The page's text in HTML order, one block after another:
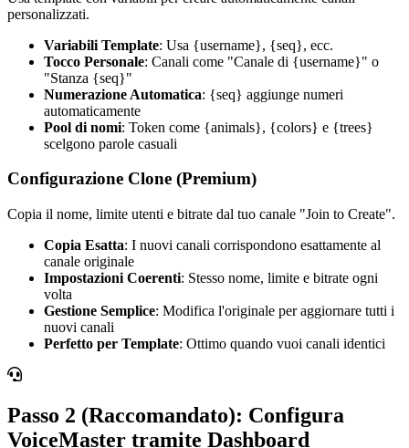
personalizzati.
Variabili Template: Usa {username}, {seq}, ecc.
Tocco Personale: Canali come "Canale di {username}" o
"Stanza {seq}"
Numerazione Automatica: {seq} aggiunge numeri
automaticamente
Pool di nomi: Token come {animals}, {colors} e {trees}
scelgono parole casuali
Configurazione Clone (Premium)
Copia il nome, limite utenti e bitrate dal tuo canale "Join to Create".
Copia Esatta: I nuovi canali corrispondono esattamente al
canale originale
Impostazioni Coerenti: Stesso nome, limite e bitrate ogni
volta
Gestione Semplice: Modifica l'originale per aggiornare tutti i
nuovi canali
Perfetto per Template: Ottimo quando vuoi canali identici
Passo 2 (Raccomandato): Configura
VoiceMaster tramite Dashboard